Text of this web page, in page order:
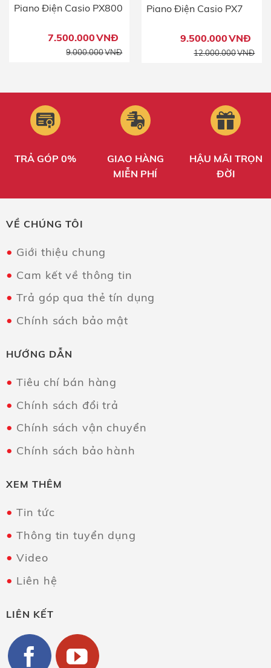
Piano Điện Casio PX800
9.000.000VNĐ
7.500.000VNĐ
Piano Điện Casio PX7
12.000.000VNĐ
9.500.000VNĐ
TRẢ GÓP 0%
GIAO HÀNG
MIỄN PHÍ
HẬU MÃI TRỌN
ĐỜI
VỀ CHÚNG TÔI
Giới thiệu chung
Cam kết về thông tin
Trả góp qua thẻ tín dụng
Chính sách bảo mật
HƯỚNG DẪN
Tiêu chí bán hàng
Chính sách đổi trả
Chính sách vận chuyển
Chính sách bảo hành
XEM THÊM
Tin tức
Thông tin tuyển dụng
Video
Liên hệ
LIÊN KẾT